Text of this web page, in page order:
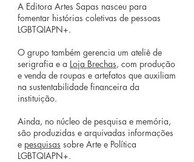
A Editora Artes Sapas nasceu para
fomentar histórias coletivas de pessoas
LGBTQIAPN+.
O grupo também gerencia um ateliê de
serigrafia e a Loja Brechas, com produção
e venda de roupas e artefatos que auxiliam
na sustentabilidade financeira da
instituição.
Ainda, no núcleo de pesquisa e memória,
são produzidas e arquivadas informações
e pesquisas sobre Arte e Política
LGBTQIAPN+.